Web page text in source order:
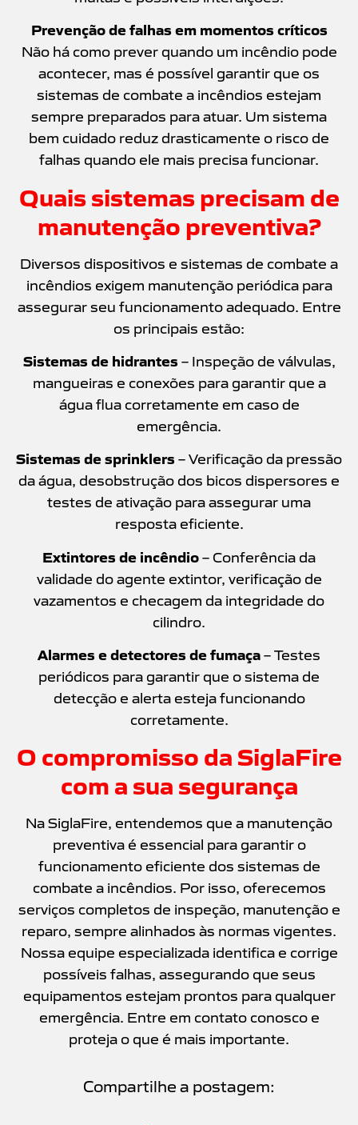
Prevenção de falhas em momentos críticos
Não há como prever quando um incêndio pode
acontecer, mas é possível garantir que os
sistemas de combate a incêndios estejam
sempre preparados para atuar. Um sistema
bem cuidado reduz drasticamente o risco de
falhas quando ele mais precisa funcionar.
Quais sistemas precisam de
manutenção preventiva?
Diversos dispositivos e sistemas de combate a
incêndios exigem manutenção periódica para
assegurar seu funcionamento adequado. Entre
os principais estão:
Sistemas de hidrantes – Inspeção de válvulas,
mangueiras e conexões para garantir que a
água flua corretamente em caso de
emergência.
Sistemas de sprinklers – Verificação da pressão
da água, desobstrução dos bicos dispersores e
testes de ativação para assegurar uma
resposta eficiente.
Extintores de incêndio– Conferência da
validade do agente extintor, verificação de
vazamentos e checagem da integridade do
cilindro.
Alarmes e detectores de fumaça– Testes
periódicos para garantir que o sistema de
detecção e alerta esteja funcionando
corretamente.
O compromisso da SiglaFire
com a sua segurança
Na SiglaFire, entendemos que a manutenção
preventiva é essencial para garantir o
funcionamento eficiente dos sistemas de
combate a incêndios. Por isso, oferecemos
serviços completos de inspeção, manutenção e
reparo, sempre alinhados às normas vigentes.
Nossa equipe especializada identifica e corrige
possíveis falhas, assegurando que seus
equipamentos estejam prontos para qualquer
emergência. Entre em contatoconosco e
proteja o que é mais importante.
Compartilhe a postagem: